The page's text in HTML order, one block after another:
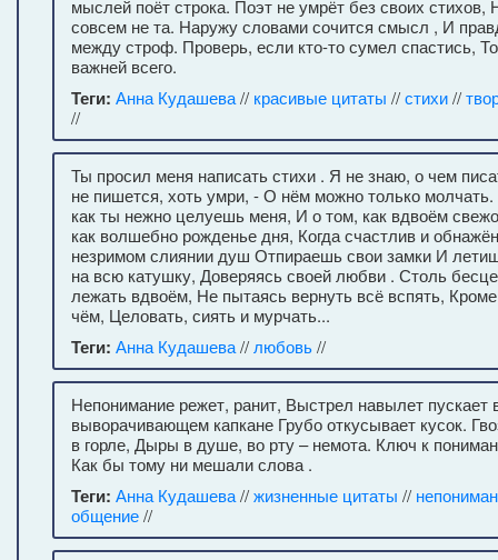
мыслей поёт строка. Поэт не умрёт без своих стихов,
совсем не та. Наружу словами сочится смысл , И
между строф. Проверь, если кто-то сумел спастись,
важней всего.
Теги: Анна Кудашева// красивые цитаты //стихи//
//
Ты просил меня написать стихи . Я не знаю, о чем
не пишется, хоть умри, - О нём можно только
как ты нежно целуешь меня, И о том, как вдвоём
как волшебно рожденье дня, Когда счастлив и
незримом слиянии душ Отпираешь свои замки И
на всю катушку, Доверяясь своей любви . Столь
лежать вдвоём, Не пытаясь вернуть всё вспять,
чём, Целовать, сиять и мурчать...
Теги: Анна Кудашева// любовь//
Непонимание режет, ранит, Выстрел навылет пускает
выворачивающем капкане Грубо откусывает кусок.
в горле, Дыры в душе, во рту – немота. Ключ к
Как бы тому ни мешали слова .
Теги: Анна Кудашева//жизненные цитаты //
общение//